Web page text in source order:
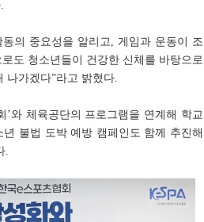
의 중요성을 알리고, 게임과 운동이 조
도 청소년들이 건강한 신체를 바탕으로
나가겠다”라고 밝혔다.
와 체육공단의 프로그램을 연계해 학교
불법 도박 예방 캠페인도 함께 추진해
.